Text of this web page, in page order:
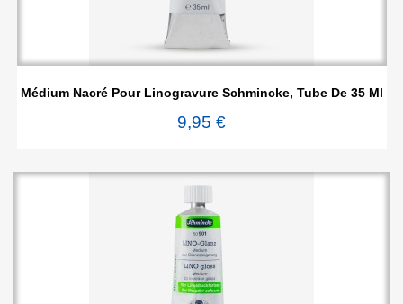
Médium Nacré Pour Linogravure Schmincke, Tube De 35 Ml
9,95 €